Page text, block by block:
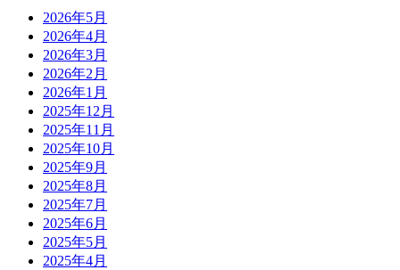
2026年5月
2026年4月
2026年3月
2026年2月
2026年1月
2025年12月
2025年11月
2025年10月
2025年9月
2025年8月
2025年7月
2025年6月
2025年5月
2025年4月